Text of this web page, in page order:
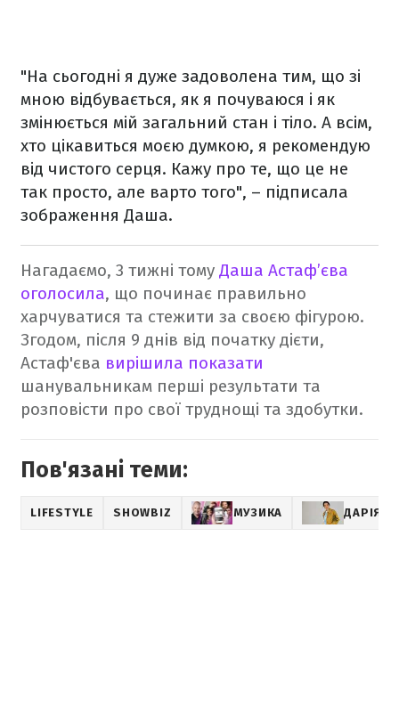
"На сьогодні я дуже задоволена тим, що зі
мною відбувається, як я почуваюся і як
змінюється мій загальний стан і тіло. А всім,
хто цікавиться моєю думкою, я рекомендую
від чистого серця. Кажу про те, що це не
так просто, але варто того", – підписала
зображення Даша.
Нагадаємо, 3 тижні тому Даша Астаф’єва
оголосила, що починає правильно
харчуватися та стежити за своєю фігурою.
Згодом, після 9 днів від початку дієти,
Астаф'єва вирішила показати
шанувальникам перші результати та
розповісти про свої труднощі та здобутки.
Пов'язані теми:
LIFESTYLE SHOWBIZ МУЗИКА ДАРІЯ